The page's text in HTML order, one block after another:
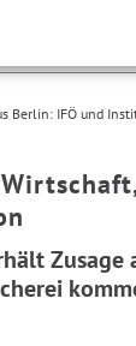
Berlin: IFÖ und
Zusage